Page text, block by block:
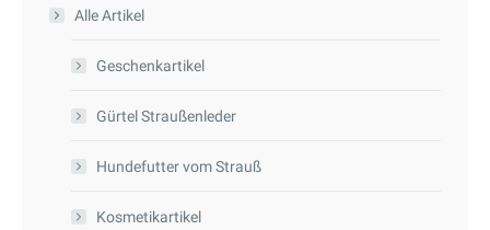
Alle Artikel
Geschenkartikel
Gürtel Straußenleder
Hundefutter vom Strauß
Kosmetikartikel